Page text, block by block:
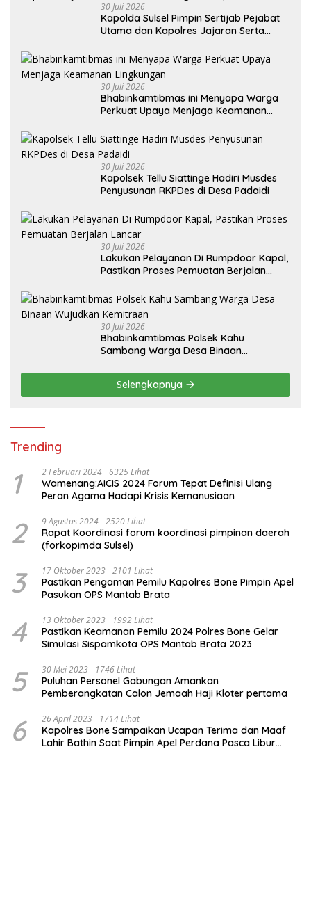
30 Juli 2026
Kapolda Sulsel Pimpin Sertijab Pejabat
Utama dan Kapolres Jajaran Serta
30 Juli 2026
Bhabinkamtibmas ini Menyapa Warga
Perkuat Upaya Menjaga Keamanan
30 Juli 2026
Kapolsek Tellu Siattinge Hadiri Musdes
Penyusunan RKPDes di Desa Padaidi
30 Juli 2026
Lakukan Pelayanan Di Rumpdoor Kapal,
Pastikan Proses Pemuatan Berjalan
30 Juli 2026
Bhabinkamtibmas Polsek Kahu
Sambang Warga Desa Binaan
Selengkapnya
Trending
1 2 Februari 2024 6325 Lihat
Wamenang:AICIS 2024 Forum Tepat Definisi Ulang
Peran Agama Hadapi Krisis Kemanusiaan
2 9 Agustus 2024 2520 Lihat
Rapat Koordinasi forum koordinasi pimpinan daerah
(forkopimda Sulsel)
3 17 Oktober 2023 2101 Lihat
Pastikan Pengaman Pemilu Kapolres Bone Pimpin Apel
Pasukan OPS Mantab Brata
4 13 Oktober 2023 1992 Lihat
Pastikan Keamanan Pemilu 2024 Polres Bone Gelar
Simulasi Sispamkota OPS Mantab Brata 2023
5 30 Mei 2023 1746 Lihat
Puluhan Personel Gabungan Amankan
Pemberangkatan Calon Jemaah Haji Kloter pertama
6 26 April 2023 1714 Lihat
Kapolres Bone Sampaikan Ucapan Terima dan Maaf
Lahir Bathin Saat Pimpin Apel Perdana Pasca Libur